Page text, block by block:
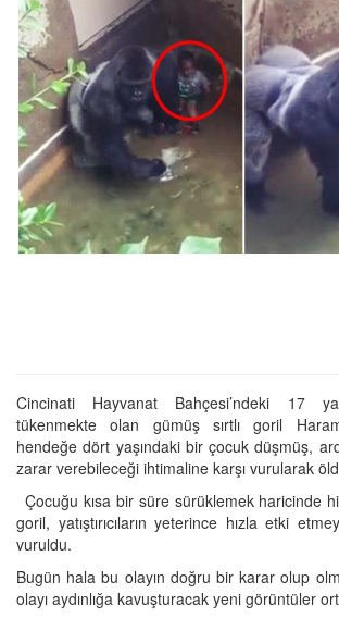
Cincinati Hayvanat Bahçesi’ndeki 17
tükenmekte olan gümüş sırtlı goril
hendeğe dört yaşındaki bir çocuk düşmüş,
zarar verebileceği ihtimaline karşı vurularak
Çocuğu kısa bir süre sürüklemek haricinde
goril, yatıştırıcıların yeterince hızla etki
vuruldu.
Bugün hala bu olayın doğru bir karar olup
olayı aydınlığa kavuşturacak yeni görüntüler